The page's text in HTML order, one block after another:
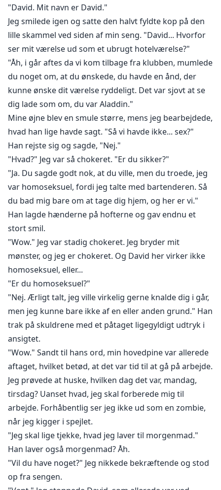
"David. Mit navn er David."
Jeg smilede igen og satte den halvt fyldte kop på den
lille skammel ved siden af min seng. "David... Hvorfor
ser mit værelse ud som et ubrugt hotelværelse?"
"Åh, i går aftes da vi kom tilbage fra klubben, mumlede
du noget om, at du ønskede, du havde en ånd, der
kunne ønske dit værelse ryddeligt. Det var sjovt at se
dig lade som om, du var Aladdin."
Mine øjne blev en smule større, mens jeg bearbejdede,
hvad han lige havde sagt. "Så vi havde ikke... sex?"
Han rejste sig og sagde, "Nej."
"Hvad?" Jeg var så chokeret. "Er du sikker?"
"Ja. Du sagde godt nok, at du ville, men du troede, jeg
var homoseksuel, fordi jeg talte med bartenderen. Så
du bad mig bare om at tage dig hjem, og her er vi."
Han lagde hænderne på hofterne og gav endnu et
stort smil.
"Wow." Jeg var stadig chokeret. Jeg bryder mit
mønster, og jeg er chokeret. Og David her virker ikke
homoseksuel, eller...
"Er du homoseksuel?"
"Nej. Ærligt talt, jeg ville virkelig gerne knalde dig i går,
men jeg kunne bare ikke af en eller anden grund." Han
trak på skuldrene med et påtaget ligegyldigt udtryk i
ansigtet.
"Wow." Sandt til hans ord, min hovedpine var allerede
aftaget, hvilket betød, at det var tid til at gå på arbejde.
Jeg prøvede at huske, hvilken dag det var, mandag,
tirsdag? Uanset hvad, jeg skal forberede mig til
arbejde. Forhåbentlig ser jeg ikke ud som en zombie,
når jeg kigger i spejlet.
"Jeg skal lige tjekke, hvad jeg laver til morgenmad."
Han laver også morgenmad? Åh.
"Vil du have noget?" Jeg nikkede bekræftende og stod
op fra sengen.